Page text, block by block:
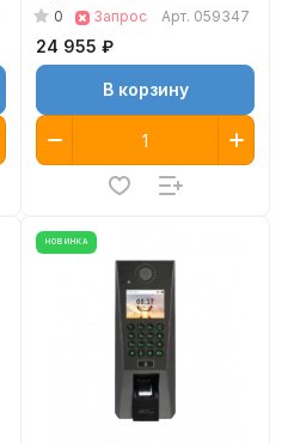
рабочего времени
0 Запрос Арт. 059347
24 955 ₽
В корзину
НОВИНКА